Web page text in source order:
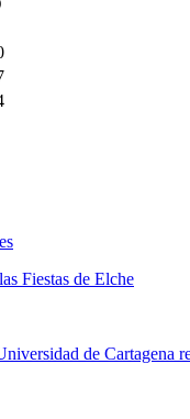
Fiestas de Elche
de Cartagena